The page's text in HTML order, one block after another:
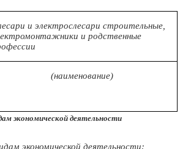
и электрослесари строительные,
и родственные
(наименование)
экономической деятельности
экономической деятельности: